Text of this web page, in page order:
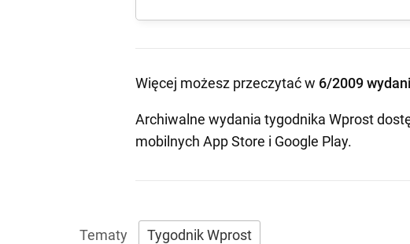
Więcej możesz przeczytać w 6/2009
Archiwalne wydania tygodnika Wprost
mobilnych App Store i Google Play.
Tygodnik Wprost